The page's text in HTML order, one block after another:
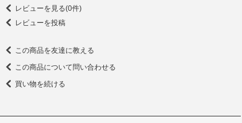
レビューを見る(0件)
レビューを投稿
この商品を友達に教える
この商品について問い合わせる
買い物を続ける